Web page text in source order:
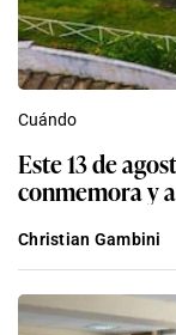
Cuándo
Este 13 de
conmemora y
Christian Gambini